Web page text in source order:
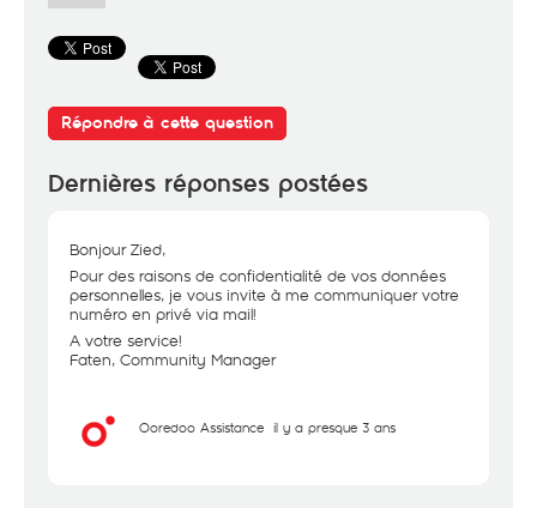
Répondre à cette question
Dernières réponses postées
Bonjour Zied,
Pour des raisons de confidentialité de vos données
personnelles, je vous invite à me communiquer votre
numéro en privé via mail!
A votre service!
Faten, Community Manager
Ooredoo Assistance il y a presque 3 ans